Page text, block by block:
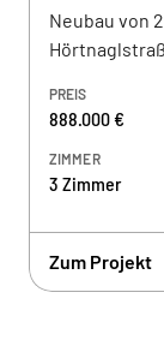
Neubau von
PREIS
888.000 €
ZIMMER
3 Zimmer
Zum Projekt